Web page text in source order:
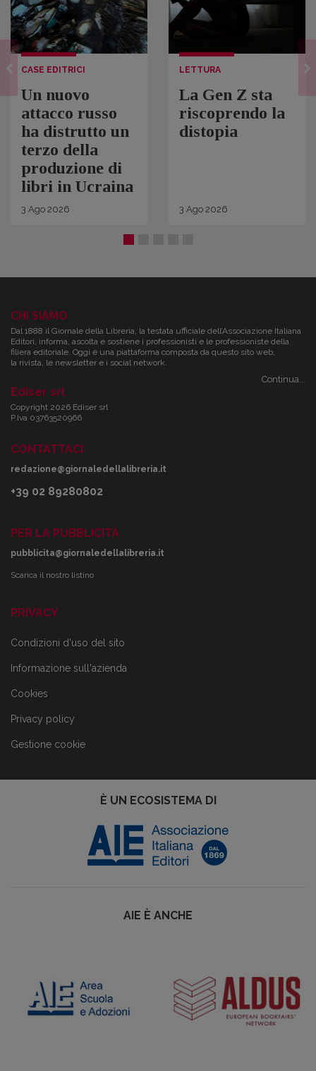
CASE EDITRICI
Un nuovo
attacco russo
ha distrutto un
terzo della
produzione di
libri in Ucraina
3 Ago 2026
LETTURA
La Gen Z sta
riscoprendo la
distopia
3 Ago 2026
CHI SIAMO
Dal 1888 il Giornale della Libreria, la testata ufficiale dell’Associazione Italiana
Editori, informa, ascolta e sostiene i professionisti e le professioniste della
filiera editoriale. Oggi è una piattaforma composta da questo sito web,
la rivista, le newsletter e i social network.
Continua...
Ediser srl
Copyright 2026 Ediser srl
P.Iva 03763520966
CONTATTACI
redazione@giornaledellalibreria.it
+39 02 89280802
PER LA PUBBLICITÀ
pubblicita@giornaledellalibreria.it
Scarica il nostro listino
PRIVACY
Condizioni d'uso del sito
Informazione sull'azienda
Cookies
Privacy policy
Gestione cookie
È UN ECOSISTEMA DI
AIE È ANCHE